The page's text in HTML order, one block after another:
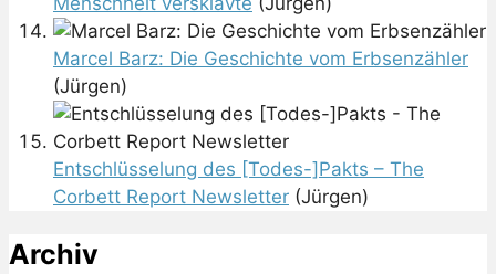
Marcel Barz: Die Geschichte vom Erbsenzähler
(Jürgen)
Entschlüsselung des [Todes-]Pakts – The
Corbett Report Newsletter (Jürgen)
Archiv